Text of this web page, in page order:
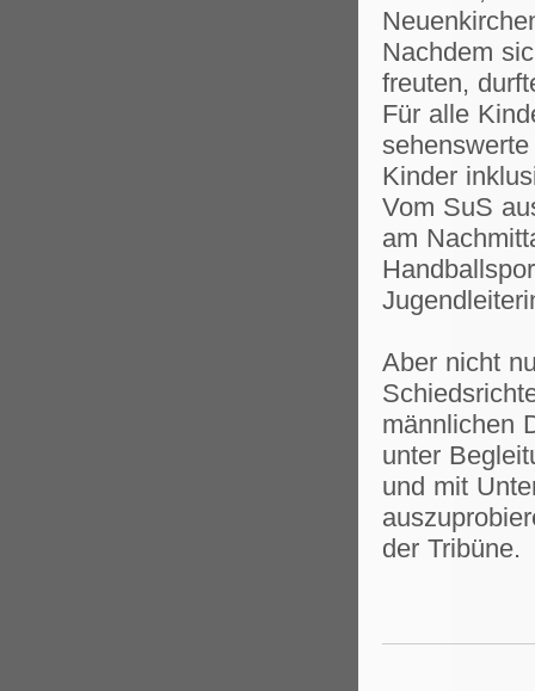
Nachdem
freuten,
Für alle
Kinder
Vom SuS
am
Aber nicht
männlichen
unter
und mit
der Tribüne.